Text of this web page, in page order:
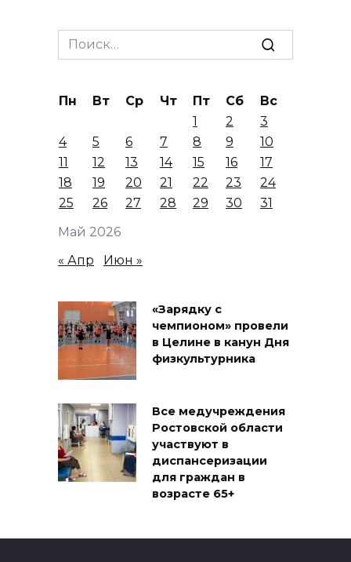
Search
for:
Май 2026
Пн Вт Ср Чт Пт Сб
Вс
1
2
3
4
5 6 7 8 9
10
11
12 13 14 15 16
17
18
19 20 21 22 23
24
25
26 27 28 29 30 31
« Апр Июн »
«Зарядку с
чемпионом» провели
в Целине в канун Дня
физкультурника
Все медучреждения
Ростовской области
участвуют в
диспансеризации
для граждан в
возрасте 65+